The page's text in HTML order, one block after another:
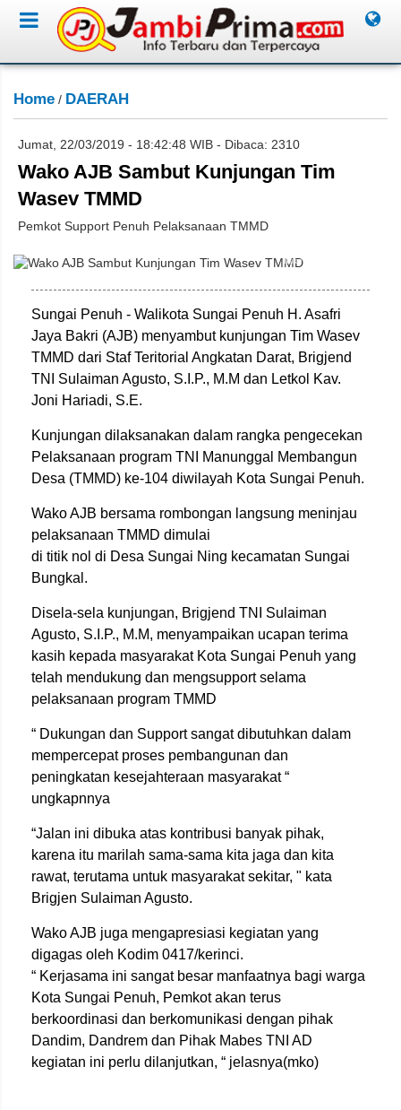
Home / DAERAH
Jumat, 22/03/2019 - 18:42:48 WIB - Dibaca: 2310
Wako AJB Sambut Kunjungan Tim
Wasev TMMD
Pemkot Support Penuh Pelaksanaan TMMD
Miko Adri/Jambione.com
Sungai Penuh - Walikota Sungai Penuh H. Asafri
Jaya Bakri (AJB) menyambut kunjungan Tim Wasev
TMMD dari Staf Teritorial Angkatan Darat, Brigjend
TNI Sulaiman Agusto, S.I.P., M.M dan Letkol Kav.
Joni Hariadi, S.E.
Kunjungan dilaksanakan dalam rangka pengecekan
Pelaksanaan program TNI Manunggal Membangun
Desa (TMMD) ke-104 diwilayah Kota Sungai Penuh.
Wako AJB bersama rombongan langsung meninjau
pelaksanaan TMMD dimulai
di titik nol di Desa Sungai Ning kecamatan Sungai
Bungkal.
Disela-sela kunjungan, Brigjend TNI Sulaiman
Agusto, S.I.P., M.M, menyampaikan ucapan terima
kasih kepada masyarakat Kota Sungai Penuh yang
telah mendukung dan mengsupport selama
pelaksanaan program TMMD
“ Dukungan dan Support sangat dibutuhkan dalam
mempercepat proses pembangunan dan
peningkatan kesejahteraan masyarakat “
ungkapnnya
“Jalan ini dibuka atas kontribusi banyak pihak,
karena itu marilah sama-sama kita jaga dan kita
rawat, terutama untuk masyarakat sekitar, " kata
Brigjen Sulaiman Agusto.
Wako AJB juga mengapresiasi kegiatan yang
digagas oleh Kodim 0417/kerinci.
“ Kerjasama ini sangat besar manfaatnya bagi warga
Kota Sungai Penuh, Pemkot akan terus
berkoordinasi dan berkomunikasi dengan pihak
Dandim, Dandrem dan Pihak Mabes TNI AD
kegiatan ini perlu dilanjutkan, “ jelasnya(mko)